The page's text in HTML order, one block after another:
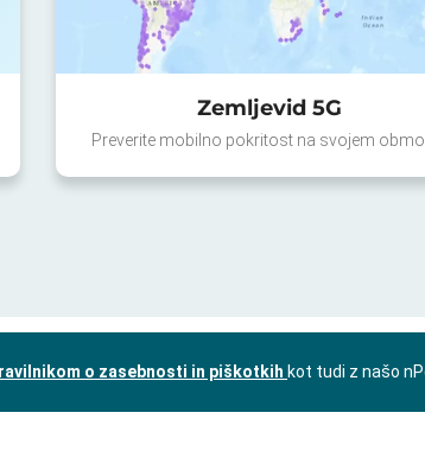
Zemljevid 5G
Preverite mobilno pokritost na svojem
o zasebnosti in piškotkih kot tudi z našo